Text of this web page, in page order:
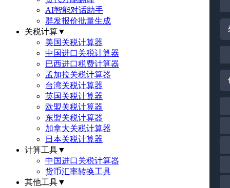
AI智能对话助手
群发报价批量生成
关税计算▼
美国关税计算器
中国进口关税计算器
巴西进口税费计算器
孟加拉关税计算器
台湾关税计算器
英国关税计算器
欧盟关税计算器
东盟关税计算器
加拿大关税计算器
日本关税计算器
计算工具▼
中国进口关税计算器
货币汇率转换工具
其他工具▼